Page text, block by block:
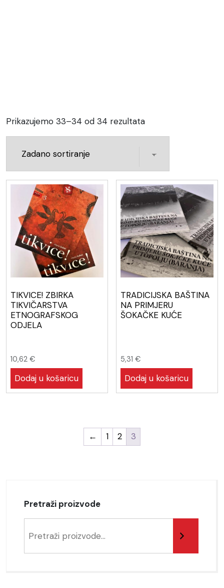
Pretraži proizvode
Prikazujemo 33–34 od 34 rezultata
TIKVICE! ZBIRKA
TIKVIČARSTVA
ETNOGRAFSKOG
ODJELA
10,62 €
Dodaj u košaricu
TRADICIJSKA BAŠTINA
NA PRIMJERU
ŠOKAČKE KUĆE
5,31€
Dodaj u košaricu
← 1 2 3